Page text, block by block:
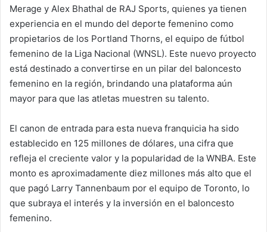
Merage y Alex Bhathal de RAJ Sports, quienes ya tienen
experiencia en el mundo del deporte femenino como
propietarios de los Portland Thorns, el equipo de fútbol
femenino de la Liga Nacional (WNSL). Este nuevo proyecto
está destinado a convertirse en un pilar del baloncesto
femenino en la región, brindando una plataforma aún
mayor para que las atletas muestren su talento.
El canon de entrada para esta nueva franquicia ha sido
establecido en 125 millones de dólares, una cifra que
refleja el creciente valor y la popularidad de la WNBA. Este
monto es aproximadamente diez millones más alto que el
que pagó Larry Tannenbaum por el equipo de Toronto, lo
que subraya el interés y la inversión en el baloncesto
femenino.